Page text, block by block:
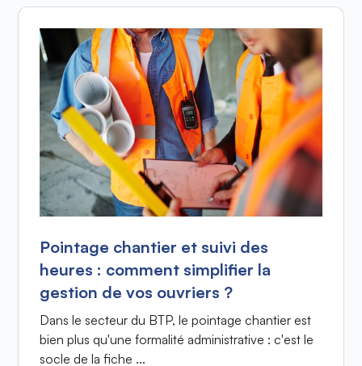
Pointage chantier et suivi des
heures : comment simplifier la
gestion de vos ouvriers ?
Dans le secteur du BTP, le pointage chantier est
bien plus qu'une formalité administrative : c'est le
socle de la fiche ...